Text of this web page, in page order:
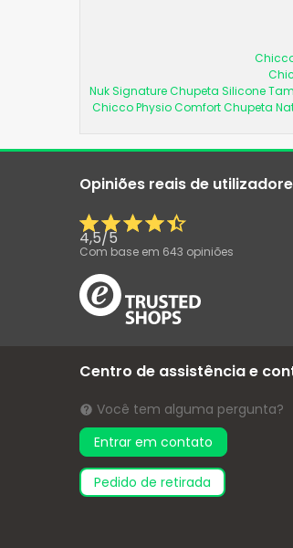
Nuk Signature Chupeta Silicone
Chicco Physio Comfort Chupeta
Opiniões reais de
4,5/5
Com base em 643 opiniões
Centro de assistência e
Você tem alguma pergunta?
Entrar em contato
pedido de retirada